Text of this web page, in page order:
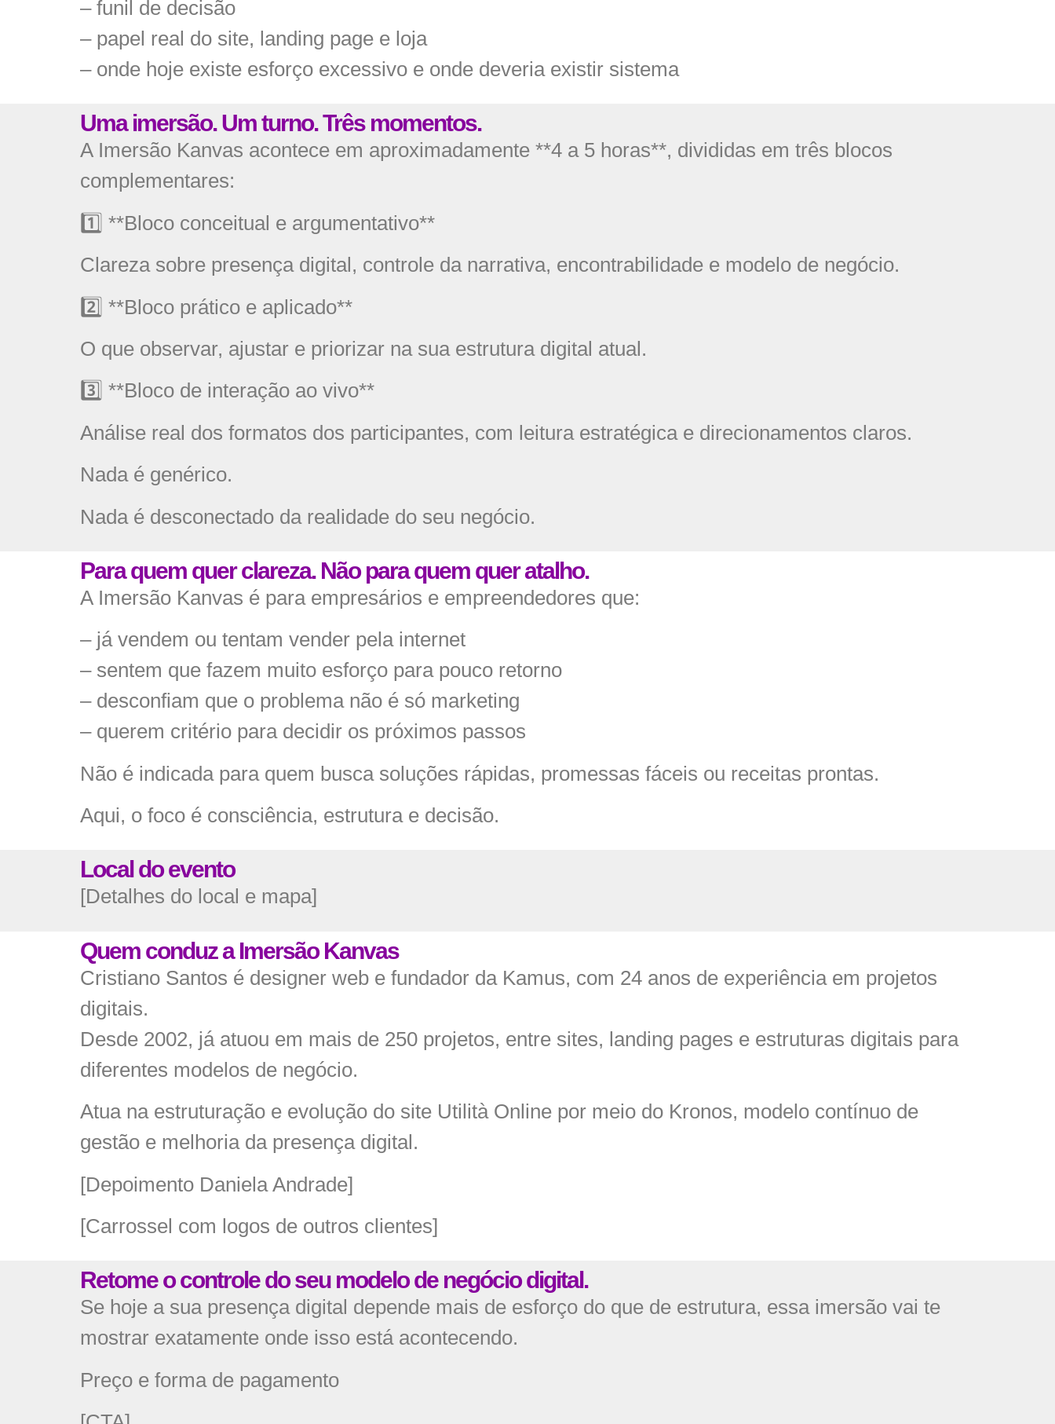
– funil de decisão
– papel real do site, landing page e loja
– onde hoje existe esforço excessivo e onde deveria existir sistema
Uma imersão. Um turno. Três momentos.
A Imersão Kanvas acontece em aproximadamente **4 a 5 horas**, divididas em três blocos
complementares:
1️⃣ **Bloco conceitual e argumentativo**
Clareza sobre presença digital, controle da narrativa, encontrabilidade e modelo de negócio.
2️⃣ **Bloco prático e aplicado**
O que observar, ajustar e priorizar na sua estrutura digital atual.
3️⃣ **Bloco de interação ao vivo**
Análise real dos formatos dos participantes, com leitura estratégica e direcionamentos claros.
Nada é genérico.
Nada é desconectado da realidade do seu negócio.
Para quem quer clareza. Não para quem quer atalho.
A Imersão Kanvas é para empresários e empreendedores que:
– já vendem ou tentam vender pela internet
– sentem que fazem muito esforço para pouco retorno
– desconfiam que o problema não é só marketing
– querem critério para decidir os próximos passos
Não é indicada para quem busca soluções rápidas, promessas fáceis ou receitas prontas.
Aqui, o foco é consciência, estrutura e decisão.
Local do evento
[Detalhes do local e mapa]
Quem conduz a Imersão Kanvas
Cristiano Santos é designer web e fundador da Kamus, com 24 anos de experiência em projetos
digitais.
Desde 2002, já atuou em mais de 250 projetos, entre sites, landing pages e estruturas digitais para
diferentes modelos de negócio.
Atua na estruturação e evolução do site Utilità Online por meio do Kronos, modelo contínuo de
gestão e melhoria da presença digital.
[Depoimento Daniela Andrade]
[Carrossel com logos de outros clientes]
Retome o controle do seu modelo de negócio digital.
Se hoje a sua presença digital depende mais de esforço do que de estrutura, essa imersão vai te
mostrar exatamente onde isso está acontecendo.
Preço e forma de pagamento